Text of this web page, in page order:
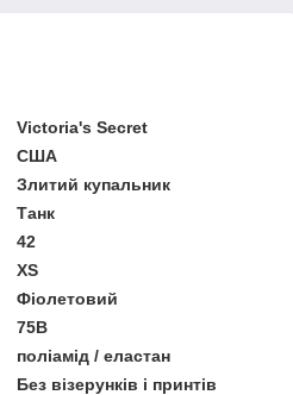
Victoria's Secret
США
Злитий купальник
Танк
42
XS
Фіолетовий
75B
поліамід / еластан
Без візерунків і принтів